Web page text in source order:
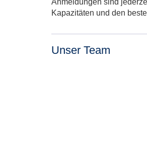
Anmeldungen sind
Kapazitäten und den
Unser Team